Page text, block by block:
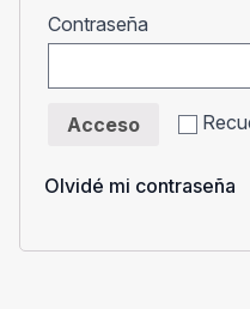
Contraseña
Acceso
Olvidé mi contraseña